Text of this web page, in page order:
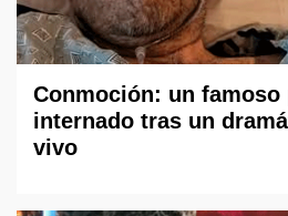
Conmoción: un
internado tras un
vivo